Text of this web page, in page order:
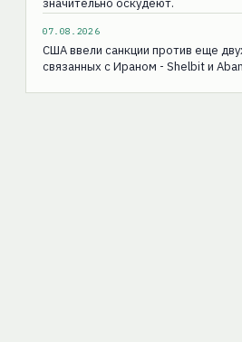
значительно оскудеют.
07.08.2026
США ввели санкции против еще
связанных с Ираном - Shelbit и